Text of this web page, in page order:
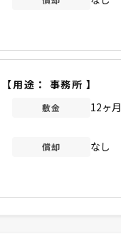
【用途： 事務所 】
敷金 12ヶ月
償却 なし